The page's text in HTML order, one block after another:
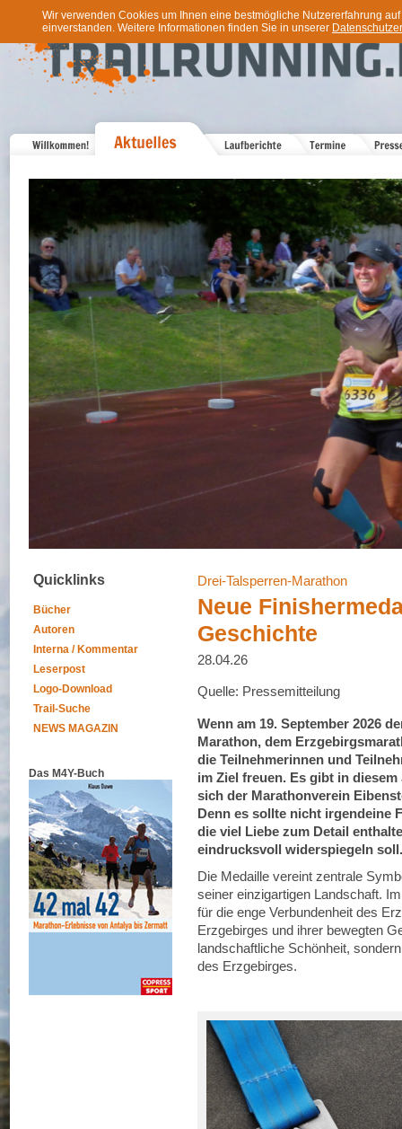
Wir verwenden Cookies um Ihnen eine bestmögliche Nutzererfahrung
einverstanden. Weitere Informationen finden Sie in unserer
Quicklinks
Bücher
Autoren
Interna / Kommentar
Leserpost
Logo-Download
Trail-Suche
NEWS MAGAZIN
Das M4Y-Buch
Drei-Talsperren-Marathon
Neue
Geschichte
28.04.26
Quelle: Pressemitteilung
Wenn am 19. September 2026
Marathon, dem
die Teilnehmerinnen und
im Ziel freuen. Es gibt in
sich der Marathonverein
Denn es sollte nicht irgendeine
die viel Liebe zum Detail
eindrucksvoll widerspiegeln soll.
Die Medaille vereint zentrale
seiner einzigartigen Landschaft.
für die enge Verbundenheit des
Erzgebirges und ihrer bewegten
landschaftliche Schönheit,
des Erzgebirges.